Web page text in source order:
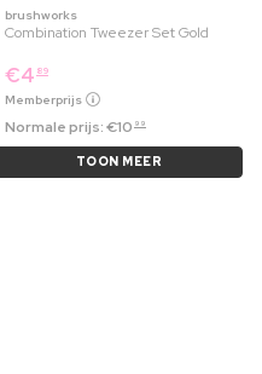
brushworks
Combination Tweezer Set Gold
€4 89
Memberprijs
Normale prijs:€10 99
TOON MEER